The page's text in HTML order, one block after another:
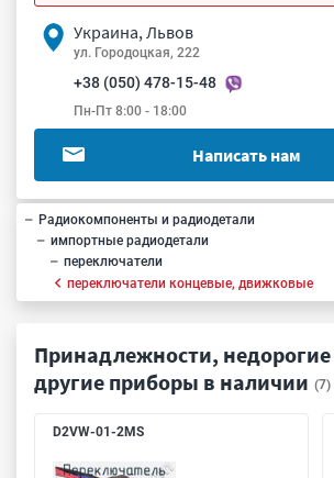
Украина, Львов
ул. Городоцкая, 222
+38 (050) 478-15-48
Пн-Пт 8:00 - 18:00
Написать нам
Радиокомпоненты и радиодетали
импортные радиодетали
переключатели
переключатели концевые, движковые
Принадлежности, недорогие
другие приборы в наличии (7)
D2VW-01-2MS